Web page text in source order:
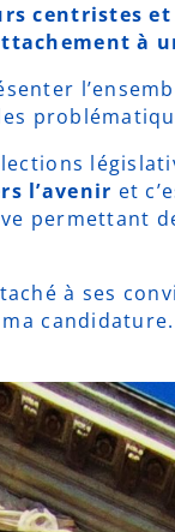
centristes
à
l’avenir et
permettant
à ses
candidature.